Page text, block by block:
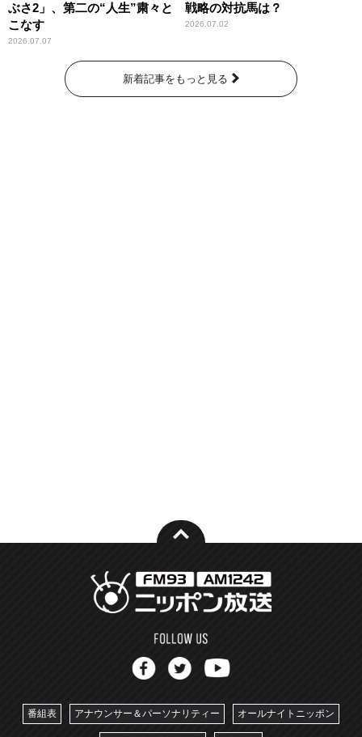
ぶさ2」、第二の“人生”粛々と
こなす
2026.07.07
戦略の対抗馬は？
2026.07.02
新着記事をもっと見る
番組表 アナウンサー＆パーソナリティー オールナイトニッポン